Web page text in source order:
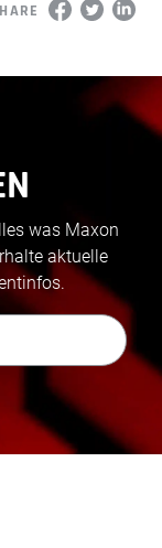
was Maxon
aktuelle